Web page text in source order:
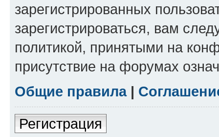
зарегистрированных
зарегистрироваться, вам
политикой, принятыми на
присутствие на форумах
Общие правила|
Регистрация